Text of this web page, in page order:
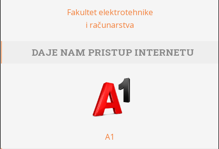
Fakultet elektrotehnike
i računarstva
DAJE NAM PRISTUP INTERNETU
A1